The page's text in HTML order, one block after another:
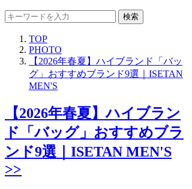
検索
TOP
PHOTO
【2026年春夏】ハイブランド「バッ
グ」おすすめブランド9選｜ISETAN
MEN'S
【2026年春夏】ハイブラン
ド「バッグ」おすすめブラ
ンド9選｜ISETAN MEN'S
>>